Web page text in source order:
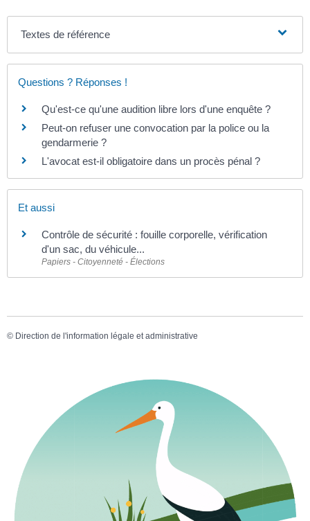
Textes de référence
Questions ? Réponses !
Qu'est-ce qu'une audition libre lors d'une enquête ?
Peut-on refuser une convocation par la police ou la
gendarmerie ?
L'avocat est-il obligatoire dans un procès pénal ?
Et aussi
Contrôle de sécurité : fouille corporelle, vérification
d'un sac, du véhicule...
Papiers - Citoyenneté - Élections
© Direction de l'information légale et administrative